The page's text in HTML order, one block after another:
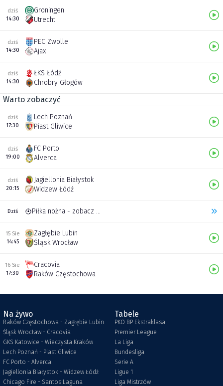
dziś
14:30
Groningen
Utrecht
dziś
14:30
PEC Zwolle
Ajax
dziś
14:30
ŁKS Łódź
Chrobry Głogów
Warto zobaczyć
dziś
17:30
Lech Poznań
Piast Gliwice
dziś
19:00
FC Porto
Alverca
dziś
20:15
Jagiellonia Białystok
Widzew Łódź
Dziś Piłka nożna - zobacz inne transmisje
15 Sie
14:45
Zagłębie Lubin
Śląsk Wrocław
16 Sie
17:30
Cracovia
Raków Częstochowa
Na żywo
Raków Częstochowa - Zagłębie Lubin
Śląsk Wrocław - Cracovia
GKS Katowice - Wieczysta Kraków
Lech Poznań - Piast Gliwice
FC Porto - Alverca
Jagiellonia Białystok - Widzew Łódź
Chicago Fire - Santos Laguna
Tabele
PKO BP Ekstraklasa
Premier League
La Liga
Bundesliga
Serie A
Ligue 1
Liga Mistrzów